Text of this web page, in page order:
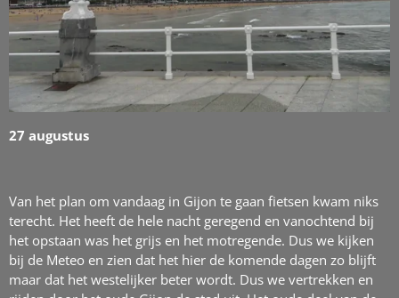
27 augustus
Van het plan om vandaag in Gijon te gaan fietsen kwam niks
terecht. Het heeft de hele nacht geregend en vanochtend bij
het opstaan was het grijs en het motregende. Dus we kijken
bij de Meteo en zien dat het hier de komende dagen zo blijft
maar dat het westelijker beter wordt. Dus we vertrekken en